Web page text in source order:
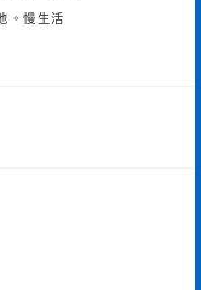
。慢生活